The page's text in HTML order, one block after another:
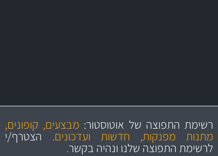
מקצועיות
ושירות מצויין
מחירים
הוגנים
והיצע מוצרים איכותירשימת התפוצה של אוטוסטור: מבצעים, קופונים,
מתנות מפנקות, חדשות ועדכונים.הצטרף/י
לרשימת התפוצה שלנו ונהיה בקשר.